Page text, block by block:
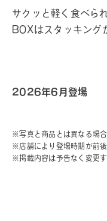
サクッと軽く食べら
BOXはスタッキング
2026年6月登場
※写真と商品とは異なる場合
※店舗により登場時期が前後
※掲載内容は予告なく変更す